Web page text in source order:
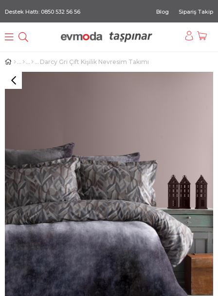
Destek Hattı: 0850 532 56 56 Blog Sipariş Takip
Darcy Gri Çift Kişilik Nevresim Takımı